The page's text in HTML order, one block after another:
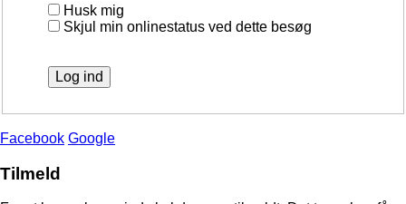
Husk mig
Skjul min onlinestatus ved dette besøg
Facebook Google
Tilmeld